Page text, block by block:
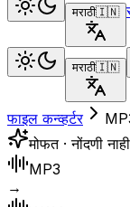
मराठी🇮🇳
मराठी🇮🇳
फाइल कन्व्हर्टर
मोफत · नोंदणी
MP3
→